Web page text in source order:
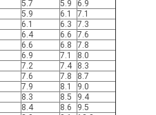
5.7 5.9
6.9
5.9 6.1
7.1
6.1 6.3
7.3
6.4 6.6
7.6
6.6 6.8
7.8
6.9 7.1
8.0
7.2 7.4
8.3
7.6 7.8
8.7
7.9 8.1
9.0
8.3 8.5
9.4
8.4 8.6
9.5